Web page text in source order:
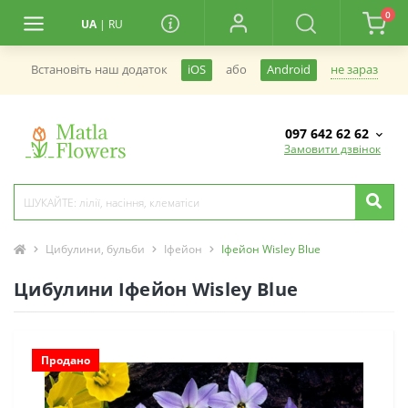
UA | RU
0
Встановiть наш додаток iOS або Android не зараз
097 642 62 62
Замовити дзвінок
Цибулини, бульби Іфейон Іфейон Wisley Blue
Цибулини Іфейон Wisley Blue
Продано